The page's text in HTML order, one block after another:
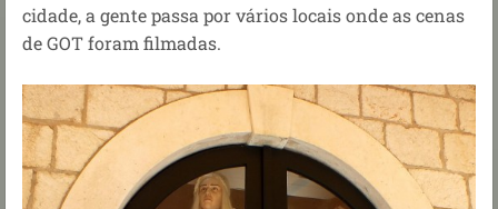
cidade, a gente passa por vários locais onde as cenas
de GOT foram filmadas.